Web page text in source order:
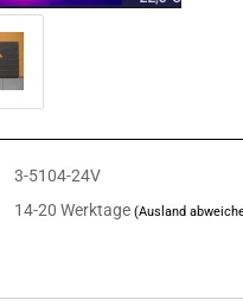
3-5104-24V
14-20 Werktage(Ausland